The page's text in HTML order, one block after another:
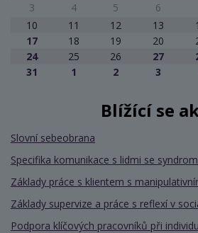
3
4 5 6
10 11 12 13
17
18 19 20
24
25 26 27
31
1 2 3
Blížící se
Slovní sebeobrana
Specifika komunikace s lidmi se
Základy práce s klientem s
Základy supervize a práce s reflexí v
Podpora klíčových pracovníků při